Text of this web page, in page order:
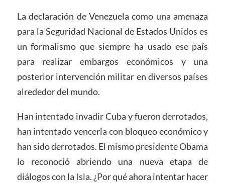
La declaración de Venezuela como una amenaza
para la Seguridad Nacional de Estados Unidos es
un formalismo que siempre ha usado ese país
para realizar embargos económicos y una
posterior intervención militar en diversos países
alrededor del mundo.
Han intentado invadir Cuba y fueron derrotados,
han intentado vencerla con bloqueo económico y
han sido derrotados. El mismo presidente Obama
lo reconoció abriendo una nueva etapa de
diálogos con la Isla. ¿Por qué ahora intentar hacer